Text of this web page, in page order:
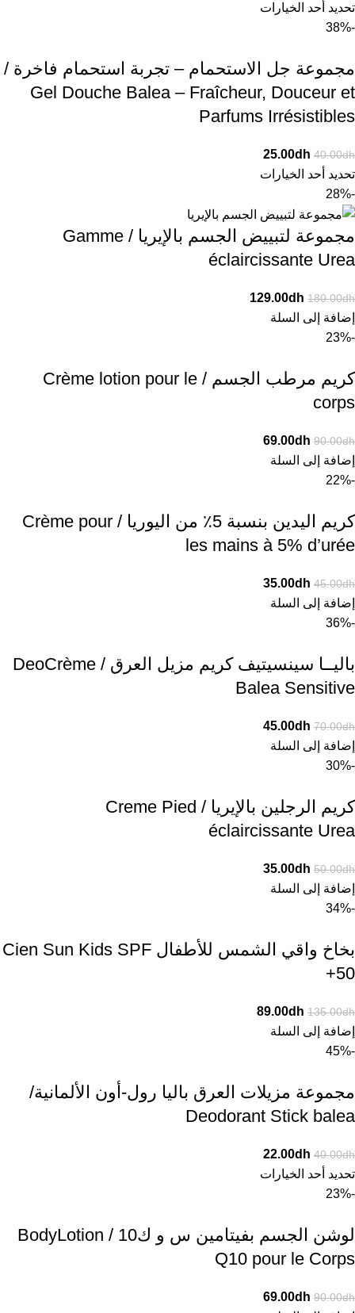
تحديد أحد الخيارات
-38%
مجموعة جل الاستحمام – تجربة استحمام فاخرة /
Gel Douche Balea – Fraîcheur, Douceur et
Parfums Irrésistibles
40.00dh
25.00dh
تحديد أحد الخيارات
-28%
مجموعة لتبييض الجسم بالإيريا / Gamme
éclaircissante Urea
180.00dh
129.00dh
إضافة إلى السلة
-23%
كريم مرطب الجسم / Crème lotion pour le
corps
90.00dh
69.00dh
إضافة إلى السلة
-22%
كريم اليدين بنسبة 5٪ من اليوريا / Crème pour
les mains à 5% d’urée
45.00dh
35.00dh
إضافة إلى السلة
-36%
باليــا سينسيتيف كريم مزيل العرق / DeoCrème
Balea Sensitive
70.00dh
45.00dh
إضافة إلى السلة
-30%
كريم الرجلين بالإيريا / Creme Pied
éclaircissante Urea
50.00dh
35.00dh
إضافة إلى السلة
-34%
بخاخ واقي الشمس للأطفال Cien Sun Kids SPF
50+
135.00dh
89.00dh
إضافة إلى السلة
-45%
مجموعة مزيلات العرق باليا رول-أون الألمانية/
Deodorant Stick balea
40.00dh
22.00dh
تحديد أحد الخيارات
-23%
لوشن الجسم بفيتامين س و ك10 / BodyLotion
Q10 pour le Corps
90.00dh
69.00dh